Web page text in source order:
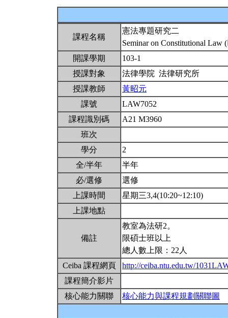
課程名稱
憲法專題研究二
Seminar on Constitutional Law
開課學期
103-1
授課對象
法律學院 法律研究所
授課教師
黃昭元
課號
LAW7052
課程識別碼
A21 M3960
班次
學分
2
全/半年
半年
必/選修
選修
上課時間
星期三3,4(10:20~12:10)
上課地點
備註
教室為法研2。
限碩士班以上
總人數上限：22人
Ceiba 課程網頁
http://ceiba.ntu.edu.tw/
課程簡介影片
核心能力關聯
核心能力與課程規劃關聯圖